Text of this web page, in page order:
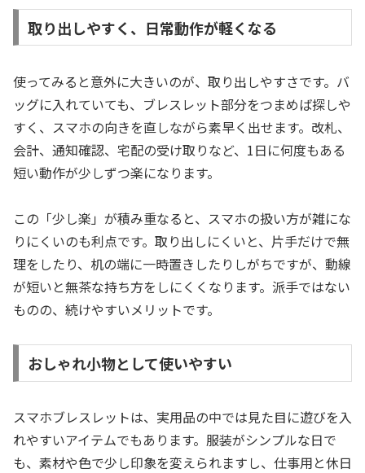
取り出しやすく、日常動作が軽くなる
使ってみると意外に大きいのが、取り出しやすさです。バ
ッグに入れていても、ブレスレット部分をつまめば探しや
すく、スマホの向きを直しながら素早く出せます。改札、
会計、通知確認、宅配の受け取りなど、1日に何度もある
短い動作が少しずつ楽になります。
この「少し楽」が積み重なると、スマホの扱い方が雑にな
りにくいのも利点です。取り出しにくいと、片手だけで無
理をしたり、机の端に一時置きしたりしがちですが、動線
が短いと無茶な持ち方をしにくくなります。派手ではない
ものの、続けやすいメリットです。
おしゃれ小物として使いやすい
スマホブレスレットは、実用品の中では見た目に遊びを入
れやすいアイテムでもあります。服装がシンプルな日で
も、素材や色で少し印象を変えられますし、仕事用と休日